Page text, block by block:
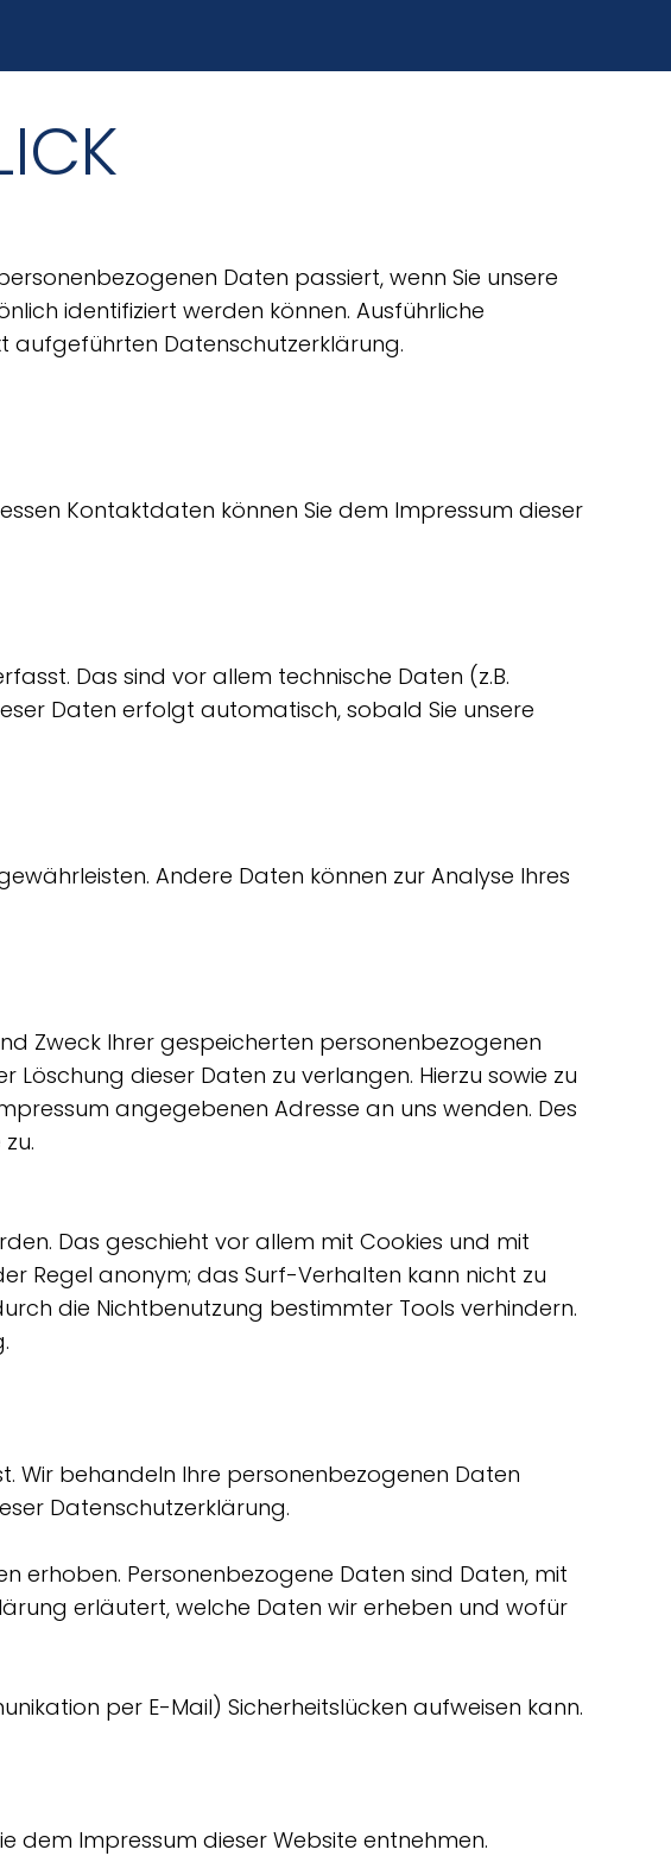
Daten passiert, wenn Sie unsere
identifiziert werden können. Ausführliche
aufgeführten Datenschutzerklärung.
Kontaktdaten können Sie dem Impressum dieser
Das sind vor allem technische Daten (z.B.
Daten erfolgt automatisch, sobald Sie unsere
Andere Daten können zur Analyse Ihres
Zweck Ihrer gespeicherten personenbezogenen
dieser Daten zu verlangen. Hierzu sowie zu
angegebenen Adresse an uns wenden. Des
Das geschieht vor allem mit Cookies und mit
Regel anonym; das Surf-Verhalten kann nicht zu
die Nichtbenutzung bestimmter Tools verhindern.
Wir behandeln Ihre personenbezogenen Daten
Datenschutzerklärung.
erhoben. Personenbezogene Daten sind Daten, mit
erläutert, welche Daten wir erheben und wofür
per E-Mail) Sicherheitslücken aufweisen kann.
dem Impressum dieser Website entnehmen.